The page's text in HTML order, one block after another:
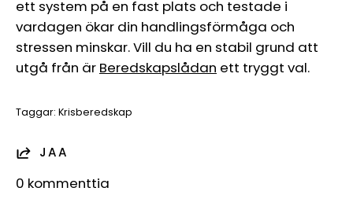
ett system på en fast plats och testade i
vardagen ökar din handlingsförmåga och
stressen minskar. Vill du ha en stabil grund att
utgå från är Beredskapslådan ett tryggt val.
Taggar: Krisberedskap
JAA
0 kommenttia